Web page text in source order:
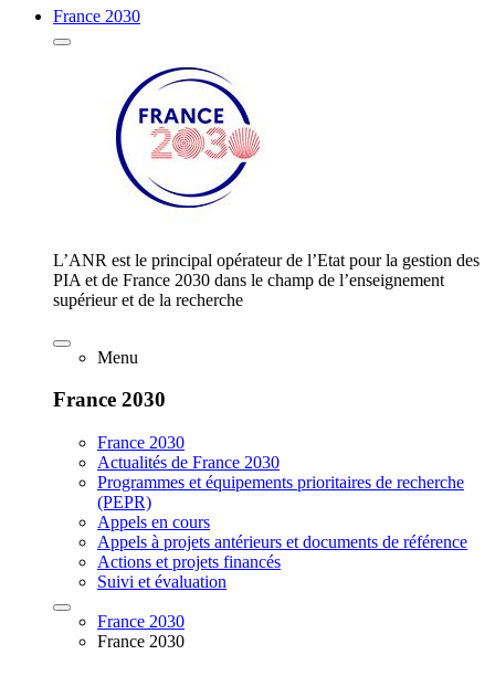
France 2030
L’ANR est le principal opérateur de l’Etat pour la gestion des
PIA et de France 2030 dans le champ de l’enseignement
supérieur et de la recherche
Menu
France 2030
France 2030
Actualités de France 2030
Programmes et équipements prioritaires de recherche
(PEPR)
Appels en cours
Appels à projets antérieurs et documents de référence
Actions et projets financés
Suivi et évaluation
France 2030
France 2030